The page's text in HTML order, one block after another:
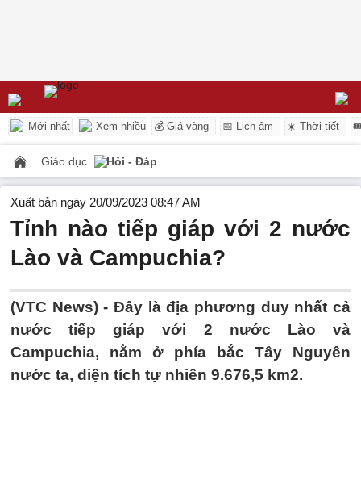
Mới nhất Xem nhiều 💰 Giá vàng 📅 Lịch âm ☀️ Thời tiết
Giáo dục Hỏi - Đáp
Xuất bản ngày 20/09/2023 08:47 AM
Tỉnh nào tiếp giáp với 2 nước
Lào và Campuchia?
(VTC News) - Đây là địa phương duy nhất cả
nước tiếp giáp với 2 nước Lào và
Campuchia, nằm ở phía bắc Tây Nguyên
nước ta, diện tích tự nhiên 9.676,5 km2.